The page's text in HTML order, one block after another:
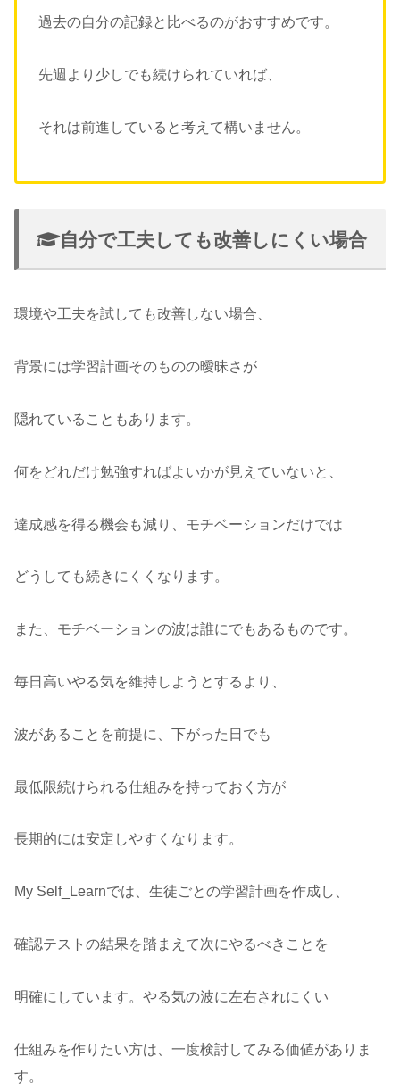
過去の自分の記録と比べるのがおすすめです。
先週より少しでも続けられていれば、
それは前進していると考えて構いません。
自分で工夫しても改善しにくい場合
環境や工夫を試しても改善しない場合、
背景には学習計画そのものの曖昧さが
隠れていることもあります。
何をどれだけ勉強すればよいかが見えていないと、
達成感を得る機会も減り、モチベーションだけでは
どうしても続きにくくなります。
また、モチベーションの波は誰にでもあるものです。
毎日高いやる気を維持しようとするより、
波があることを前提に、下がった日でも
最低限続けられる仕組みを持っておく方が
長期的には安定しやすくなります。
My Self_Learnでは、生徒ごとの学習計画を作成し、
確認テストの結果を踏まえて次にやるべきことを
明確にしています。やる気の波に左右されにくい
仕組みを作りたい方は、一度検討してみる価値がありま
す。